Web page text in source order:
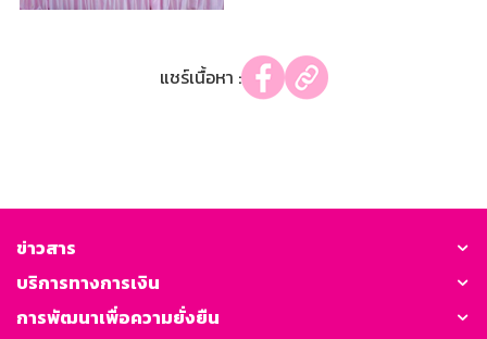
แชร์เนื้อหา :
ข่าวสาร
บริการทางการเงิน
การพัฒนาเพื่อความยั่งยืน